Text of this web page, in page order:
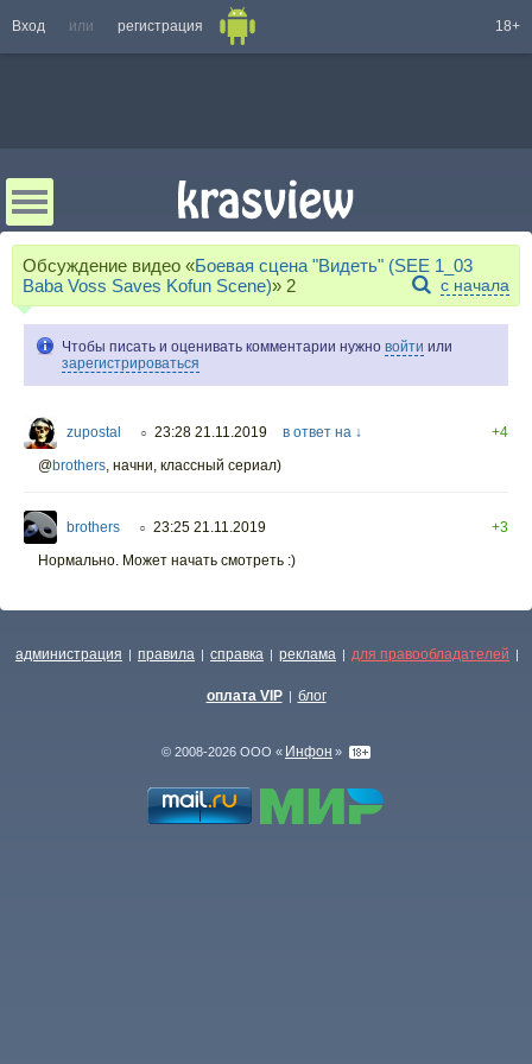
Вход или регистрация 18+
Обсуждение видео «Боевая сцена "Видеть" (SEE 1_03
Baba Voss Saves Kofun Scene)» 2 с начала
Чтобы писать и оценивать комментарии нужно войти или
зарегистрироваться
zupostal ○ 23:28 21.11.2019 в ответ на ↓
+4
@brothers, начни, классный сериал)
brothers ○ 23:25 21.11.2019
+3
Нормально. Может начать смотреть :)
администрация | правила | справка | реклама | для правообладателей |
оплата VIP | блог
© 2008-2026 ООО « Инфон »